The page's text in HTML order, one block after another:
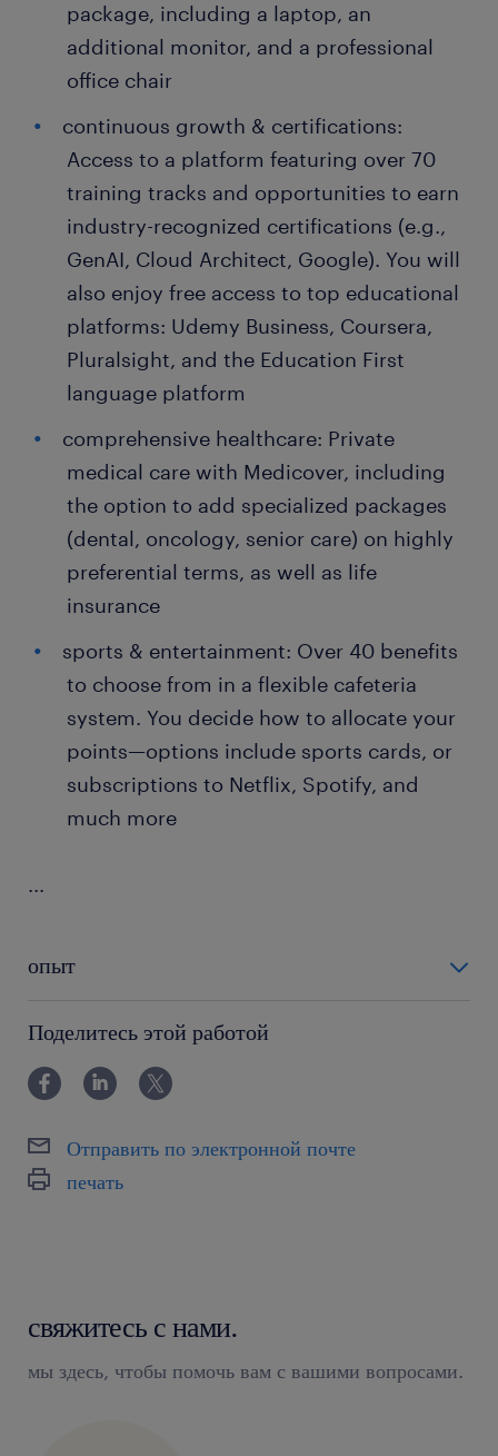
package, including a laptop, an
additional monitor, and a professional
office chair
continuous growth & certifications:
Access to a platform featuring over 70
training tracks and opportunities to earn
industry-recognized certifications (e.g.,
GenAI, Cloud Architect, Google). You will
also enjoy free access to top educational
platforms: Udemy Business, Coursera,
Pluralsight, and the Education First
language platform
comprehensive healthcare: Private
medical care with Medicover, including
the option to add specialized packages
(dental, oncology, senior care) on highly
preferential terms, as well as life
insurance
sports & entertainment: Over 40 benefits
to choose from in a flexible cafeteria
system. You decide how to allocate your
points—options include sports cards, or
subscriptions to Netflix, Spotify, and
much more
...
опыт
Поделитесь этой работой
Отправить по электронной почте
печать
свяжитесь с нами.
мы здесь, чтобы помочь вам с вашими вопросами.